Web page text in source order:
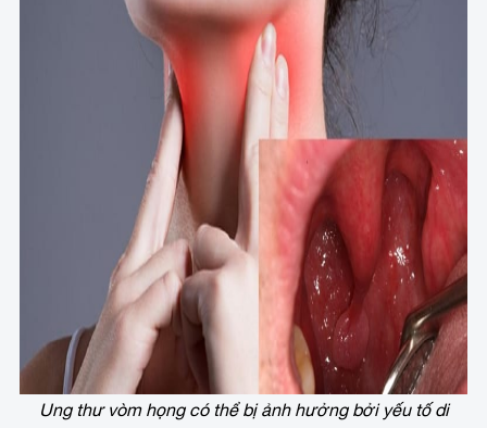
Ung thư vòm họng có thể bị ảnh hưởng bởi yếu tố di